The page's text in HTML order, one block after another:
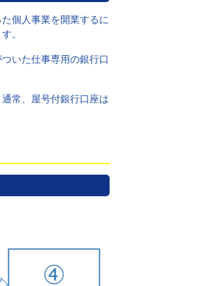
個人事業を開業するに
。
いた仕事専用の銀行口
常、屋号付銀行口座は